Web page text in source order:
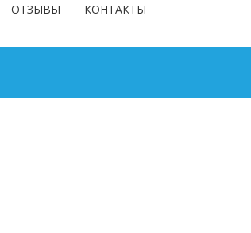
ОТЗЫВЫ КОНТАКТЫ